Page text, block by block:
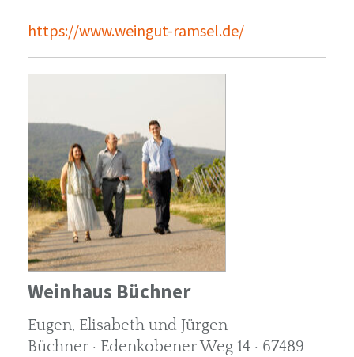
https://www.weingut-ramsel.de/
Weinhaus Büchner
Eugen, Elisabeth und Jürgen
Büchner · Edenkobener Weg 14 · 67489